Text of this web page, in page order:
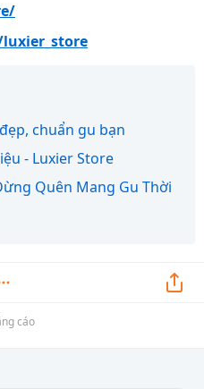
chuẩn gu bạn
- Luxier Store
Quên Mang Gu Thời
cáo